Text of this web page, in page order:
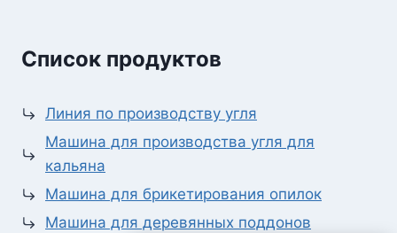
Список продуктов
Линия по производству угля
Машина для производства угля для
кальяна
Машина для брикетирования опилок
Машина для деревянных поддонов